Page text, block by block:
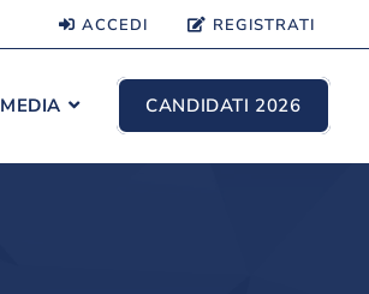
ACCEDI REGISTRATI
MEDIA CANDIDATI 2026